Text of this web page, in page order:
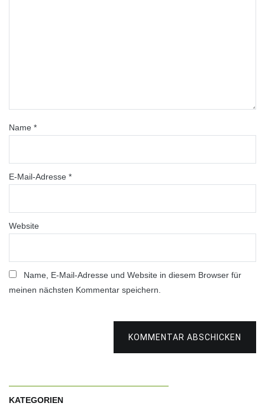
Name *
E-Mail-Adresse *
Website
Name, E-Mail-Adresse und Website in diesem Browser für
meinen nächsten Kommentar speichern.
KOMMENTAR ABSCHICKEN
KATEGORIEN